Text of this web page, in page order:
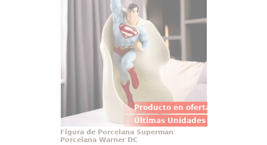
Producto en oferta
Últimas Unidades
Descubre la majestuosidad y el
poder del héroe icónico por
excelencia, el inigualable
Superman de los cómics de DC,
inmortalizado en una figura de
porcelana. Esta obra maestra te
permite tener a tu superhéroe
favorito en una forma que
trasciende
Figura de Porcelana Superman
Porcelana Warner DC